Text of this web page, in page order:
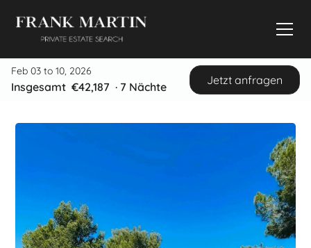
Feb 03 to 10, 2026
Insgesamt €42,187 · 7 Nächte
Jetzt anfragen